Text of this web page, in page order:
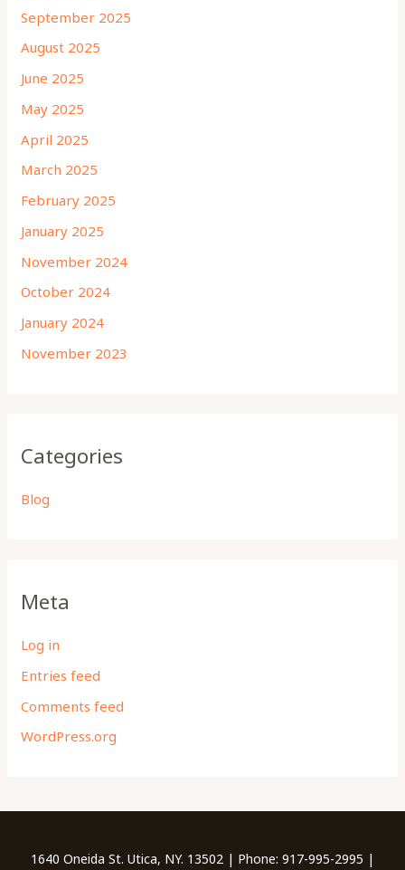
September 2025
August 2025
June 2025
May 2025
April 2025
March 2025
February 2025
January 2025
November 2024
October 2024
January 2024
November 2023
Categories
Blog
Meta
Log in
Entries feed
Comments feed
WordPress.org
1640 Oneida St. Utica, NY. 13502 | Phone: 917-995-2995 |